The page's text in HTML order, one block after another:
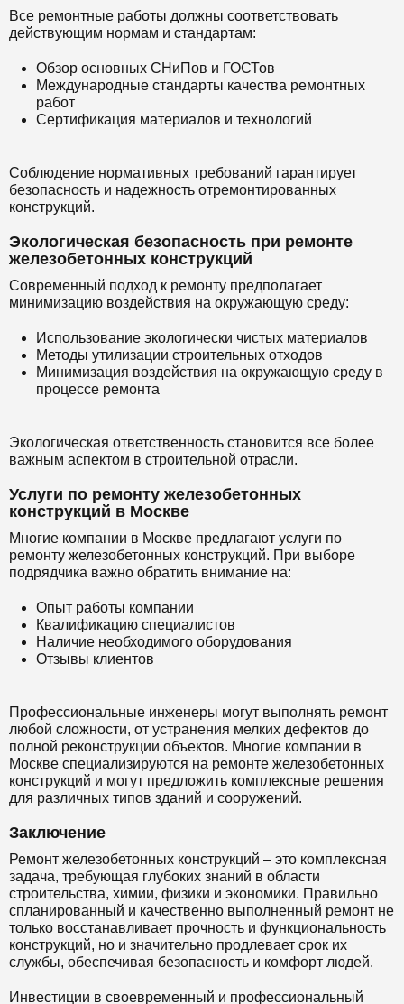
Все ремонтные работы должны соответствовать
действующим нормам и стандартам:
Обзор основных СНиПов и ГОСТов
Международные стандарты качества ремонтных
работ
Сертификация материалов и технологий
Соблюдение нормативных требований гарантирует
безопасность и надежность отремонтированных
конструкций.
Экологическая безопасность при ремонте
железобетонных конструкций
Современный подход к ремонту предполагает
минимизацию воздействия на окружающую среду:
Использование экологически чистых материалов
Методы утилизации строительных отходов
Минимизация воздействия на окружающую среду в
процессе ремонта
Экологическая ответственность становится все более
важным аспектом в строительной отрасли.
Услуги по ремонту железобетонных
конструкций в Москве
Многие компании в Москве предлагают услуги по
ремонту железобетонных конструкций. При выборе
подрядчика важно обратить внимание на:
Опыт работы компании
Квалификацию специалистов
Наличие необходимого оборудования
Отзывы клиентов
Профессиональные инженеры могут выполнять ремонт
любой сложности, от устранения мелких дефектов до
полной реконструкции объектов. Многие компании в
Москве специализируются на ремонте железобетонных
конструкций и могут предложить комплексные решения
для различных типов зданий и сооружений.
Заключение
Ремонт железобетонных конструкций – это комплексная
задача, требующая глубоких знаний в области
строительства, химии, физики и экономики. Правильно
спланированный и качественно выполненный ремонт не
только восстанавливает прочность и функциональность
конструкций, но и значительно продлевает срок их
службы, обеспечивая безопасность и комфорт людей.
Инвестиции в своевременный и профессиональный